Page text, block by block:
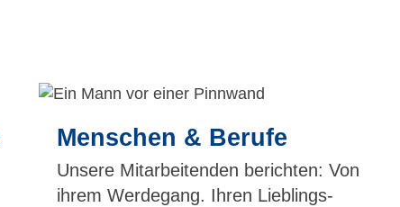
Menschen & Berufe
Unsere Mitarbeitenden berichten: Von
ihrem Werdegang. Ihren Lieblings-